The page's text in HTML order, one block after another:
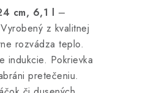
cm, 6,1 l –
z kvalitnej
rozvádza teplo.
indukcie. Pokrievka
pretečeniu.